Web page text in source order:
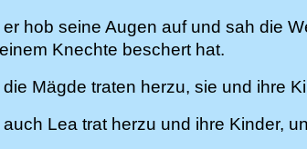
er hob seine Augen auf und sah die
Knechte beschert hat.
die Mägde traten herzu, sie und ihre
auch Lea trat herzu und ihre Kinder,